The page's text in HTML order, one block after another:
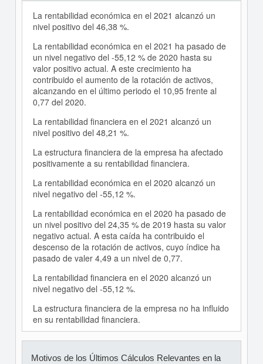
La rentabilidad económica en el 2021 alcanzó un
nivel positivo del 46,38 %.
La rentabilidad económica en el 2021 ha pasado de
un nivel negativo del -55,12 % de 2020 hasta su
valor positivo actual. A este crecimiento ha
contribuido el aumento de la rotación de activos,
alcanzando en el último periodo el 10,95 frente al
0,77 del 2020.
La rentabilidad financiera en el 2021 alcanzó un
nivel positivo del 48,21 %.
La estructura financiera de la empresa ha afectado
positivamente a su rentabilidad financiera.
La rentabilidad económica en el 2020 alcanzó un
nivel negativo del -55,12 %.
La rentabilidad económica en el 2020 ha pasado de
un nivel positivo del 24,35 % de 2019 hasta su valor
negativo actual. A esta caída ha contribuido el
descenso de la rotación de activos, cuyo índice ha
pasado de valer 4,49 a un nivel de 0,77.
La rentabilidad financiera en el 2020 alcanzó un
nivel negativo del -55,12 %.
La estructura financiera de la empresa no ha influido
en su rentabilidad financiera.
Motivos de los Últimos Cálculos Relevantes en la